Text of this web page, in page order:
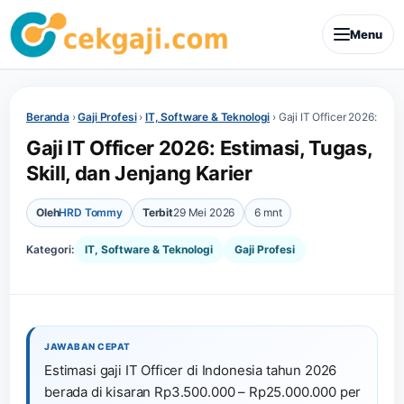
Menu
Beranda›Gaji Profesi›IT, Software & Teknologi › Gaji IT Officer 2026:
Gaji IT Officer 2026: Estimasi, Tugas,
Skill, dan Jenjang Karier
OlehHRD Tommy Terbit29 Mei 2026 6 mnt
Kategori: IT, Software & Teknologi Gaji Profesi
JAWABAN CEPAT
Estimasi gaji IT Officer di Indonesia tahun 2026
berada di kisaran Rp3.500.000 – Rp25.000.000 per